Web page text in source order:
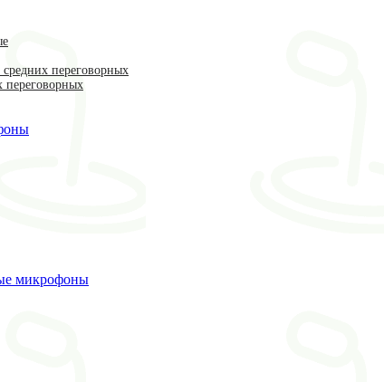
переговорных
микрофоны